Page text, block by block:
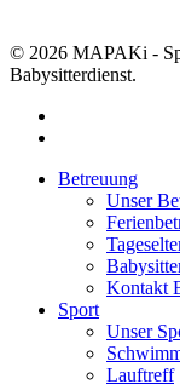
© 2026 MAPAKi -
Babysitterdienst.
Close
Betreuung
Unser
Kontakt
Sport
Unser
Lauftreff